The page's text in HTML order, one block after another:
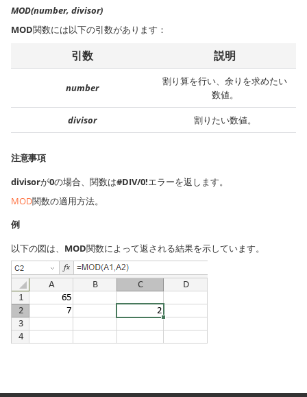
MOD(number, divisor)
MOD関数には以下の引数があります：
引数 説明
number
割り算を行い、余りを求めたい
数値。
divisor 割りたい数値。
注意事項
divisorが0の場合、関数は#DIV/0!エラーを返します。
MOD関数の適用方法。
例
以下の図は、 MOD関数によって返される結果を示しています。